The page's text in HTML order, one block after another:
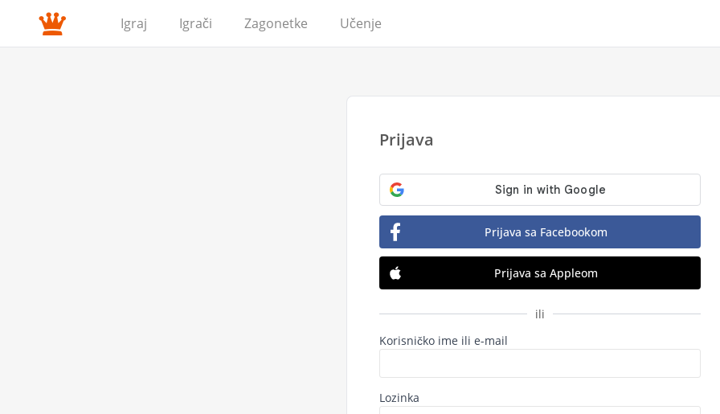
Igraj Igrači Zagonetke Učenje
Prijava
Prijava sa Facebookom
Prijava sa Appleom
ili
Korisničko ime ili e-mail
Lozinka